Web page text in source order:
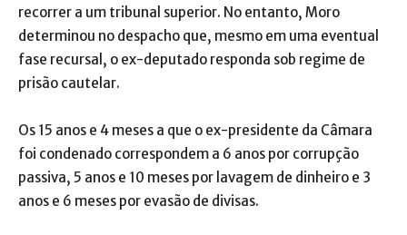
recorrer a um tribunal superior. No entanto, Moro
determinou no despacho que, mesmo em uma eventual
fase recursal, o ex-deputado responda sob regime de
prisão cautelar.
Os 15 anos e 4 meses a que o ex-presidente da Câmara
foi condenado correspondem a 6 anos por corrupção
passiva, 5 anos e 10 meses por lavagem de dinheiro e 3
anos e 6 meses por evasão de divisas.